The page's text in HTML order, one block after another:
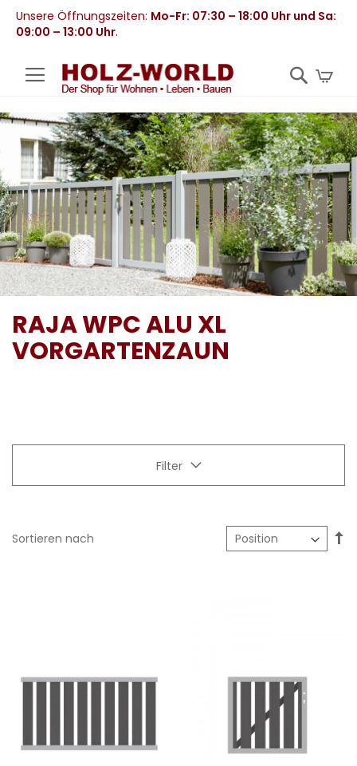
Unsere Öffnungszeiten: Mo-Fr: 07:30 – 18:00 Uhr und Sa:
09:00 – 13:00 Uhr.
RAJA WPC ALU XL
VORGARTENZAUN
Filter
Sortieren nach